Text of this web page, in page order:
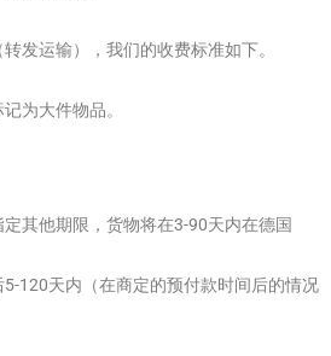
发运输），我们的收费标准如下。
为大件物品。
其他期限，货物将在3-90天内在德国
120天内（在商定的预付款时间后的情况